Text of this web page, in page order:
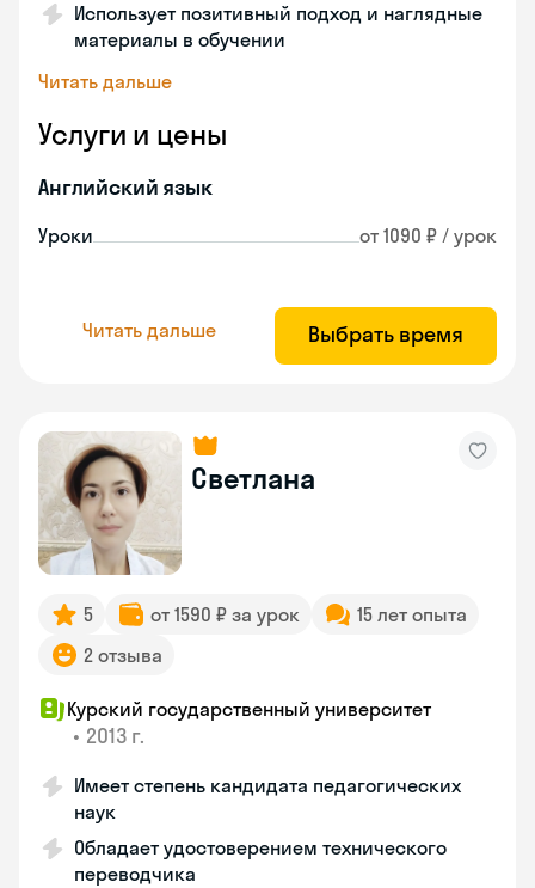
Использует позитивный подход и наглядные
материалы в обучении
Читать дальше
Услуги и цены
Английский язык
Уроки от 1090 ₽ / урок
Читать дальше Выбрать время
Светлана
5 от 1590 ₽ за урок
15 лет опыта
2 отзыва
Курский государственный университет
• 2013 г.
Имеет степень кандидата педагогических
наук
Обладает удостоверением технического
переводчика